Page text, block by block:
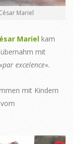
Mariel
Mariel kam
mit
par excelence«.
mit Kindern